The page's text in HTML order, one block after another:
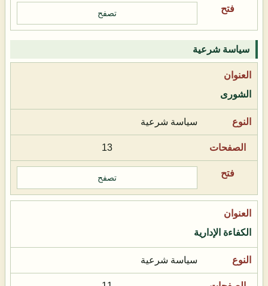
تصفح
سياسة شرعية
الشورى
سياسة شرعية
13
تصفح
الكفاءة الإدارية
سياسة شرعية